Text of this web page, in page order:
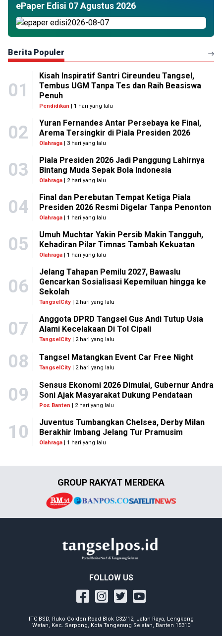
ePaper Edisi 07 Agustus 2026
Berita Populer
01
Kisah Inspiratif Santri Cireundeu Tangsel,
Tembus UGM Tanpa Tes dan Raih Beasiswa
Penuh
Pendidikan | 1 hari yang lalu
02
Yuran Fernandes Antar Persebaya ke Final,
Arema Tersingkir di Piala Presiden 2026
Olahraga| 3 hari yang lalu
03
Piala Presiden 2026 Jadi Panggung Lahirnya
Bintang Muda Sepak Bola Indonesia
Olahraga| 2 hari yang lalu
04
Final dan Perebutan Tempat Ketiga Piala
Presiden 2026 Resmi Digelar Tanpa Penonton
Olahraga| 1 hari yang lalu
05
Umuh Muchtar Yakin Persib Makin Tangguh,
Kehadiran Pilar Timnas Tambah Kekuatan
Olahraga| 1 hari yang lalu
06
Jelang Tahapan Pemilu 2027, Bawaslu
Gencarkan Sosialisasi Kepemiluan hingga ke
Sekolah
TangselCity| 2 hari yang lalu
07
Anggota DPRD Tangsel Gus Andi Tutup Usia
Alami Kecelakaan Di Tol Cipali
TangselCity| 2 hari yang lalu
08 Tangsel Matangkan Event Car Free Night
TangselCity | 2 hari yang lalu
09
Sensus Ekonomi 2026 Dimulai, Gubernur Andra
Soni Ajak Masyarakat Dukung Pendataan
Pos Banten | 2 hari yang lalu
10
Juventus Tumbangkan Chelsea, Derby Milan
Berakhir Imbang Jelang Tur Pramusim
Olahraga| 1 hari yang lalu
GROUP RAKYAT MERDEKA
FOLLOW US
ITC BSD, Ruko Golden Road Blok C32/12, Jalan Raya, Lengkong
Wetan, Kec. Serpong, Kota Tangerang Selatan, Banten 15310